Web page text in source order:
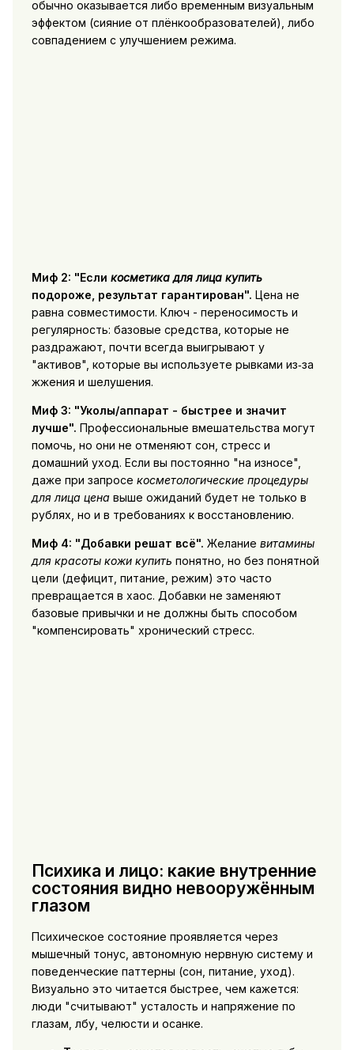
обычно оказывается либо временным визуальным
эффектом (сияние от плёнкообразователей), либо
совпадением с улучшением режима.
Миф 2: "Если косметика для лица купить
подороже, результат гарантирован". Цена не
равна совместимости. Ключ - переносимость и
регулярность: базовые средства, которые не
раздражают, почти всегда выигрывают у
"активов", которые вы используете рывками из‑за
жжения и шелушения.
Миф 3: "Уколы/аппарат - быстрее и значит
лучше". Профессиональные вмешательства могут
помочь, но они не отменяют сон, стресс и
домашний уход. Если вы постоянно "на износе",
даже при запросе косметологические процедуры
для лица цена выше ожиданий будет не только в
рублях, но и в требованиях к восстановлению.
Миф 4: "Добавки решат всё". Желание витамины
для красоты кожи купить понятно, но без понятной
цели (дефицит, питание, режим) это часто
превращается в хаос. Добавки не заменяют
базовые привычки и не должны быть способом
"компенсировать" хронический стресс.
Психика и лицо: какие внутренние
состояния видно невооружённым
глазом
Психическое состояние проявляется через
мышечный тонус, автономную нервную систему и
поведенческие паттерны (сон, питание, уход).
Визуально это читается быстрее, чем кажется:
люди "считывают" усталость и напряжение по
глазам, лбу, челюсти и осанке.